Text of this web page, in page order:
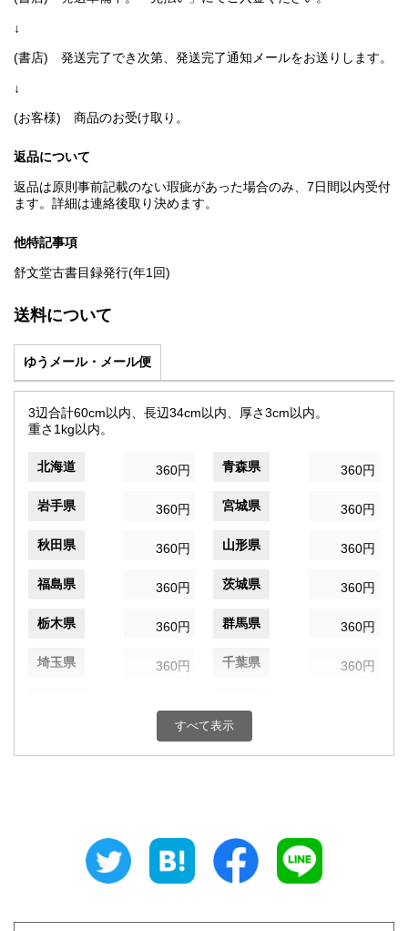
↓
(書店) 発送完了でき次第、発送完了通知メールをお送りします。
↓
(お客様) 商品のお受け取り。
返品について
返品は原則事前記載のない瑕疵があった場合のみ、7日間以内受付
ます。詳細は連絡後取り決めます。
他特記事項
舒文堂古書目録発行(年1回)
送料について
ゆうメール・メール便
3辺合計60cm以内、長辺34cm以内、厚さ3cm以内。
重さ1kg以内。
北海道 360円 青森県 360円
岩手県 360円 宮城県 360円
秋田県 360円 山形県 360円
福島県 360円 茨城県 360円
栃木県 360円 群馬県 360円
埼玉県 360円 千葉県 360円
360円 富山県
360円 静岡県
すべて表示